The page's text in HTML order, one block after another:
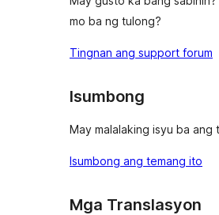
mo ba ng tulong?
Tingnan ang support forum
Isumbong
May malalaking isyu ba ang
Isumbong ang temang ito
Mga Translasyon